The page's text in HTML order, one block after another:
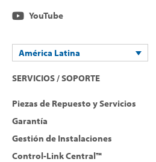
YouTube
América Latina
SERVICIOS / SOPORTE
Piezas de Repuesto y Servicios
Garantía
Gestión de Instalaciones
Control-Link Central™